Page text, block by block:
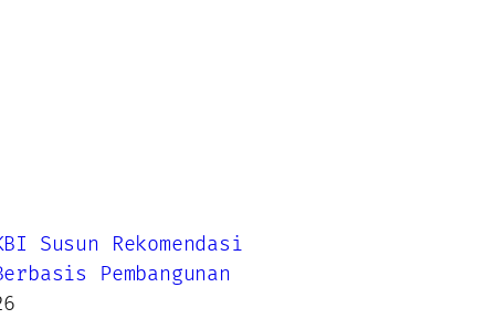
Susun Rekomendasi
Pembangunan